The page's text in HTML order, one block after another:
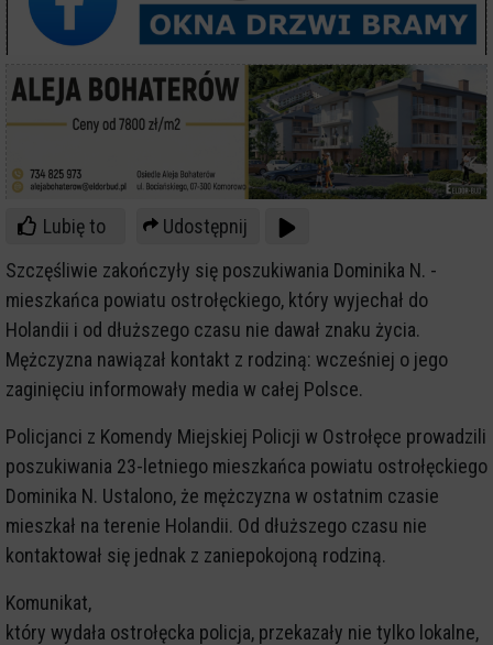
Lubię to
Udostępnij
Szczęśliwie zakończyły się poszukiwania Dominika N. -
mieszkańca powiatu ostrołęckiego, który wyjechał do
Holandii i od dłuższego czasu nie dawał znaku życia.
Mężczyzna nawiązał kontakt z rodziną: wcześniej o jego
zaginięciu informowały media w całej Polsce.
Policjanci z Komendy Miejskiej Policji w Ostrołęce prowadzili
poszukiwania 23-letniego mieszkańca powiatu ostrołęckiego
Dominika N. Ustalono, że mężczyzna w ostatnim czasie
mieszkał na terenie Holandii. Od dłuższego czasu nie
kontaktował się jednak z zaniepokojoną rodziną.
Komunikat,
który wydała ostrołęcka policja, przekazały nie tylko lokalne,